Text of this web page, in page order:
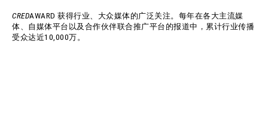
CREDAWARD 获得行业、大众媒体的广泛关注。每年在各大主流媒
体、自媒体平台以及合作伙伴联合推广平台的报道中，累计行业传播
受众达近10,000万。